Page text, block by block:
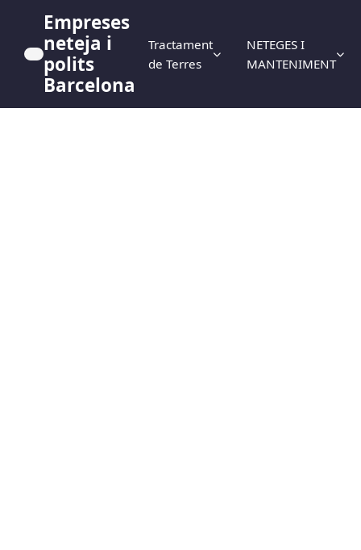
Empreses
neteja i
polits
Barcelona
Tractament
de Terres
NETEGES I
MANTENIMENT